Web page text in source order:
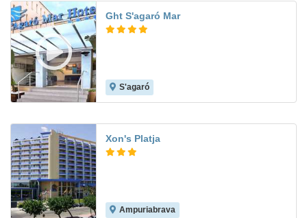
Ght S'agaró Mar
S'agaró
Xon's Platja
Ampuriabrava